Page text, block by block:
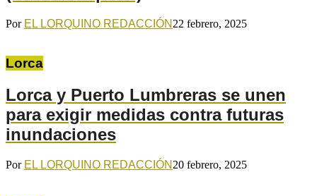
Por EL LORQUINO REDACCIÓN 22 febrero, 2025
Lorca
Lorca y Puerto Lumbreras se unen
para exigir medidas contra futuras
inundaciones
Por EL LORQUINO REDACCIÓN 20 febrero, 2025